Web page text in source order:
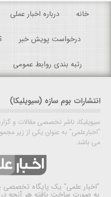
خانه درباره اخبار عملی
درخواست پویش خبر
رتبه بندی روابط عمومی
انتشارات بوم سازه (سیویلیکا)
سیویلیکا، ناشر تخصصی مقالات و
"اخبارعلمی" به عنوان یکی از زیر
می باشد.
"اخبار علمی" یک پایگاه تخصصی
به صورت ساخت یافته هر آنچه